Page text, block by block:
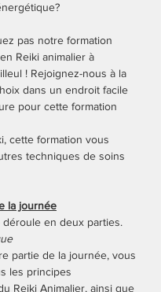
pas notre formation
Reiki animalier à
! Rejoignez-nous à la
dans un endroit facile
pour cette formation
cette formation vous
techniques de soins
la journée
déroule en deux parties.
partie de la journée, vous
les principes
Reiki Animalier, ainsi que